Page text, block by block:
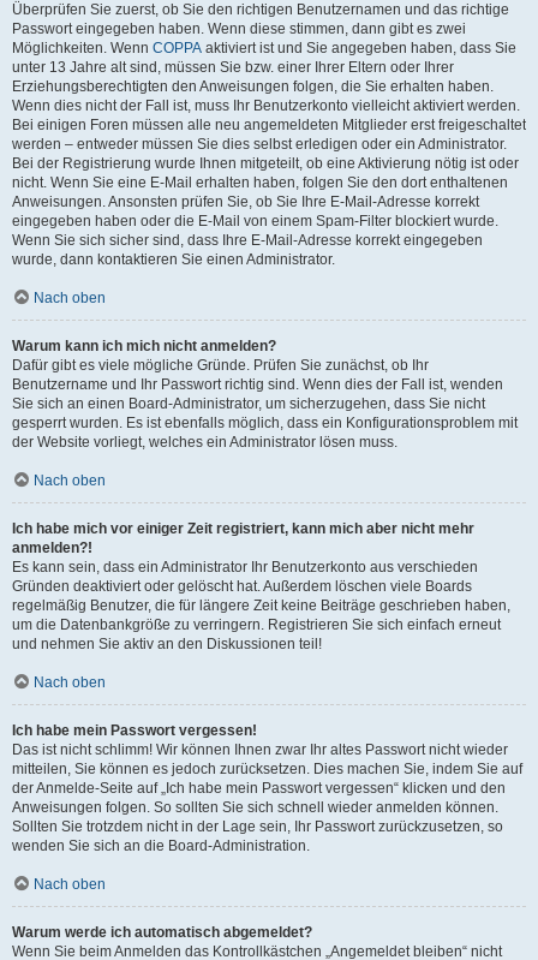
Überprüfen Sie zuerst, ob Sie den richtigen Benutzernamen und das richtige
Passwort eingegeben haben. Wenn diese stimmen, dann gibt es zwei
Möglichkeiten. Wenn COPPA aktiviert ist und Sie angegeben haben, dass Sie
unter 13 Jahre alt sind, müssen Sie bzw. einer Ihrer Eltern oder Ihrer
Erziehungsberechtigten den Anweisungen folgen, die Sie erhalten haben.
Wenn dies nicht der Fall ist, muss Ihr Benutzerkonto vielleicht aktiviert werden.
Bei einigen Foren müssen alle neu angemeldeten Mitglieder erst freigeschaltet
werden – entweder müssen Sie dies selbst erledigen oder ein Administrator.
Bei der Registrierung wurde Ihnen mitgeteilt, ob eine Aktivierung nötig ist oder
nicht. Wenn Sie eine E-Mail erhalten haben, folgen Sie den dort enthaltenen
Anweisungen. Ansonsten prüfen Sie, ob Sie Ihre E-Mail-Adresse korrekt
eingegeben haben oder die E-Mail von einem Spam-Filter blockiert wurde.
Wenn Sie sich sicher sind, dass Ihre E-Mail-Adresse korrekt eingegeben
wurde, dann kontaktieren Sie einen Administrator.
Nach oben
Warum kann ich mich nicht anmelden?
Dafür gibt es viele mögliche Gründe. Prüfen Sie zunächst, ob Ihr
Benutzername und Ihr Passwort richtig sind. Wenn dies der Fall ist, wenden
Sie sich an einen Board-Administrator, um sicherzugehen, dass Sie nicht
gesperrt wurden. Es ist ebenfalls möglich, dass ein Konfigurationsproblem mit
der Website vorliegt, welches ein Administrator lösen muss.
Nach oben
Ich habe mich vor einiger Zeit registriert, kann mich aber nicht mehr
anmelden?!
Es kann sein, dass ein Administrator Ihr Benutzerkonto aus verschieden
Gründen deaktiviert oder gelöscht hat. Außerdem löschen viele Boards
regelmäßig Benutzer, die für längere Zeit keine Beiträge geschrieben haben,
um die Datenbankgröße zu verringern. Registrieren Sie sich einfach erneut
und nehmen Sie aktiv an den Diskussionen teil!
Nach oben
Ich habe mein Passwort vergessen!
Das ist nicht schlimm! Wir können Ihnen zwar Ihr altes Passwort nicht wieder
mitteilen, Sie können es jedoch zurücksetzen. Dies machen Sie, indem Sie auf
der Anmelde-Seite auf „Ich habe mein Passwort vergessen“ klicken und den
Anweisungen folgen. So sollten Sie sich schnell wieder anmelden können.
Sollten Sie trotzdem nicht in der Lage sein, Ihr Passwort zurückzusetzen, so
wenden Sie sich an die Board-Administration.
Nach oben
Warum werde ich automatisch abgemeldet?
Wenn Sie beim Anmelden das Kontrollkästchen „Angemeldet bleiben“ nicht